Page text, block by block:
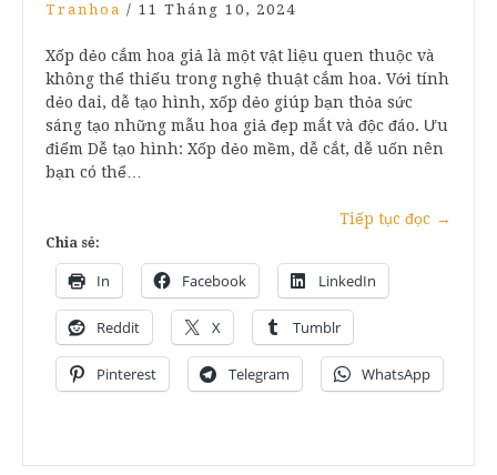
Tranhoa / 11 Tháng 10, 2024
Xốp dẻo cắm hoa giả là một vật liệu quen thuộc và
không thể thiếu trong nghệ thuật cắm hoa. Với tính
dẻo dai, dễ tạo hình, xốp dẻo giúp bạn thỏa sức
sáng tạo những mẫu hoa giả đẹp mắt và độc đáo. Ưu
điểm Dễ tạo hình: Xốp dẻo mềm, dễ cắt, dễ uốn nên
bạn có thể…
Tiếp tục đọc →
Chia sẻ:
In Facebook LinkedIn
Reddit X Tumblr
Pinterest Telegram WhatsApp